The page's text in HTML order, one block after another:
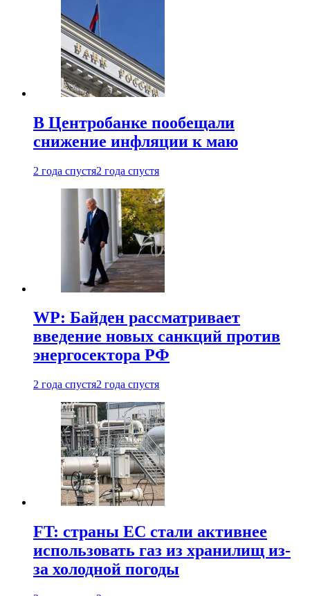
В Центробанке пообещали
снижение инфляции к маю
2 года спустя2 года спустя
WP: Байден рассматривает
введение новых санкций против
энергосектора РФ
2 года спустя2 года спустя
FT: страны ЕС стали активнее
использовать газ из хранилищ из-
за холодной погоды